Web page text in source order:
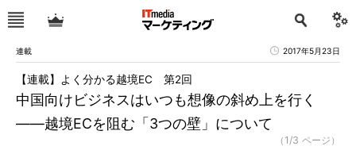
連載 2017年5月23日
中国向けビジネスはいつも想像の斜め上を行く
――越境ECを阻む「3つの壁」について
【連載】よく分かる越境EC 第2回
（1/3 ページ）